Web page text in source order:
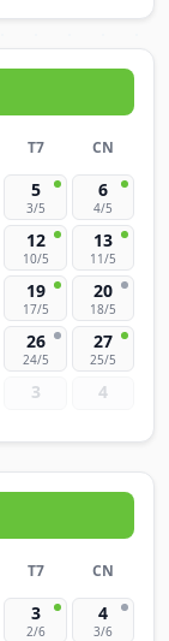
T7 CN
5
3/5
6
4/5
12
10/5
13
11/5
19
17/5
20
18/5
26
24/5
27
25/5
3 4
T7 CN
3
2/6
4
3/6